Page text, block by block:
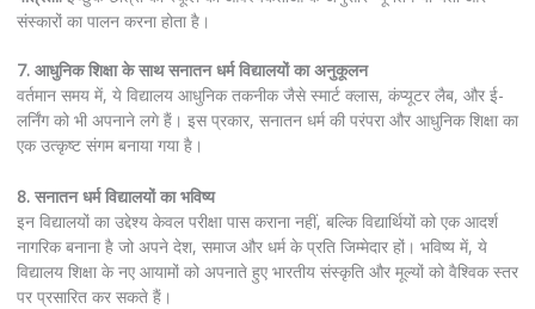
संस्कारों का पालन करना होता है।
7. आधुनिक शिक्षा के साथ सनातन धर्म विद्यालयों का अनुकूलन
वर्तमान समय में, ये विद्यालय आधुनिक तकनीक जैसे स्मार्ट क्लास, कंप्यूटर लैब, और ई-
लर्निंग को भी अपनाने लगे हैं। इस प्रकार, सनातन धर्म की परंपरा और आधुनिक शिक्षा का
एक उत्कृष्ट संगम बनाया गया है।
8. सनातन धर्म विद्यालयों का भविष्य
इन विद्यालयों का उद्देश्य केवल परीक्षा पास कराना नहीं, बल्कि विद्यार्थियों को एक आदर्श
नागरिक बनाना है जो अपने देश, समाज और धर्म के प्रति जिम्मेदार हों। भविष्य में, ये
विद्यालय शिक्षा के नए आयामों को अपनाते हुए भारतीय संस्कृति और मूल्यों को वैश्विक स्तर
पर प्रसारित कर सकते हैं।